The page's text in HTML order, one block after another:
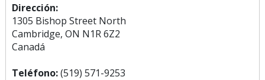
Dirección:
1305 Bishop Street North
Cambridge, ON N1R 6Z2
Canadá
Teléfono:(519) 571-9253